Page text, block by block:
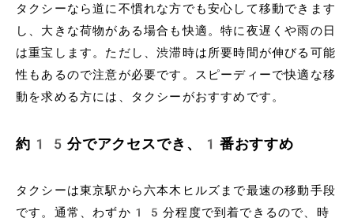
タクシーなら道に不慣れな方でも安心して移動できます
し、大きな荷物がある場合も快適。特に夜遅くや雨の日
は重宝します。ただし、渋滞時は所要時間が伸びる可能
性もあるので注意が必要です。スピーディーで快適な移
動を求める方には、タクシーがおすすめです。
約15分でアクセスでき、1番おすすめ
タクシーは東京駅から六本木ヒルズまで最速の移動手段
です。通常、わずか15分程度で到着できるので、時